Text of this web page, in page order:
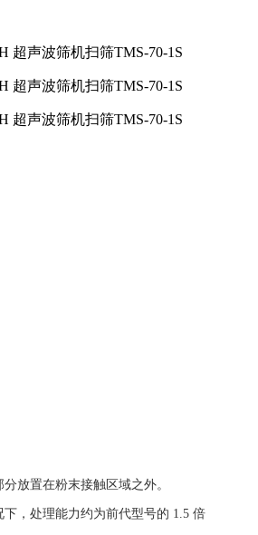
超声波筛机扫筛TMS-70-1S
超声波筛机扫筛TMS-70-1S
超声波筛机扫筛TMS-70-1S
放置在粉末接触区域之外。
，处理能力约为前代型号的 1.5 倍